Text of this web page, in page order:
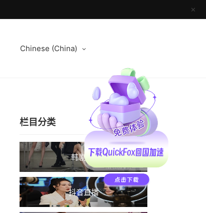
✕
Chinese (China)
栏目分类
韩剧TV
抖音直播